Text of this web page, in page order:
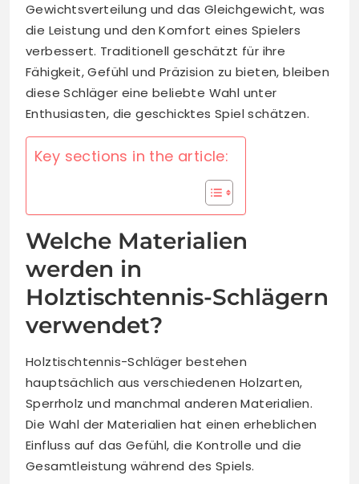
Gewichtsverteilung und das Gleichgewicht, was
die Leistung und den Komfort eines Spielers
verbessert. Traditionell geschätzt für ihre
Fähigkeit, Gefühl und Präzision zu bieten, bleiben
diese Schläger eine beliebte Wahl unter
Enthusiasten, die geschicktes Spiel schätzen.
Key sections in the article:
Welche Materialien
werden in
Holztischtennis-Schlägern
verwendet?
Holztischtennis-Schläger bestehen
hauptsächlich aus verschiedenen Holzarten,
Sperrholz und manchmal anderen Materialien.
Die Wahl der Materialien hat einen erheblichen
Einfluss auf das Gefühl, die Kontrolle und die
Gesamtleistung während des Spiels.